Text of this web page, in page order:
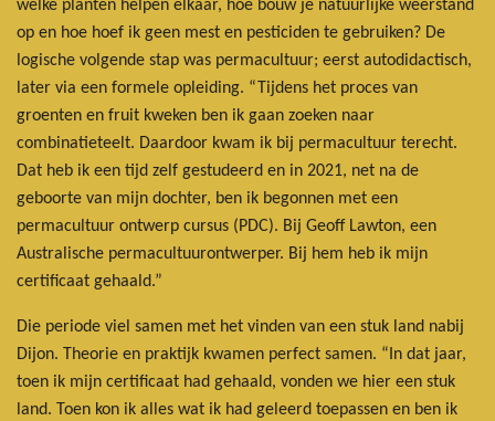
welke planten helpen elkaar, hoe bouw je natuurlijke weerstand
op en hoe hoef ik geen mest en pesticiden te gebruiken? De
logische volgende stap was permacultuur; eerst autodidactisch,
later via een formele opleiding. “Tijdens het proces van
groenten en fruit kweken ben ik gaan zoeken naar
combinatieteelt. Daardoor kwam ik bij permacultuur terecht.
Dat heb ik een tijd zelf gestudeerd en in 2021, net na de
geboorte van mijn dochter, ben ik begonnen met een
permacultuur ontwerp cursus (PDC). Bij Geoff Lawton, een
Australische permacultuurontwerper. Bij hem heb ik mijn
certificaat gehaald.”
Die periode viel samen met het vinden van een stuk land nabij
Dijon. Theorie en praktijk kwamen perfect samen. “In dat jaar,
toen ik mijn certificaat had gehaald, vonden we hier een stuk
land. Toen kon ik alles wat ik had geleerd toepassen en ben ik